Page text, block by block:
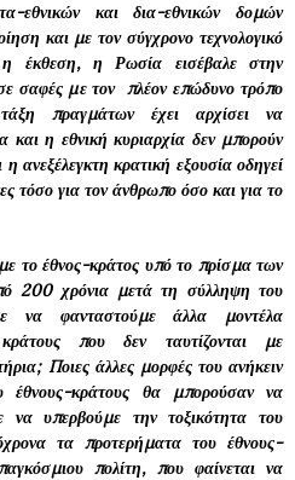
εθνικών και δια-εθνικών δομών
και με τον σύγχρονο τεχνολογικό
η έκθεση, η Ρωσία εισέβαλε στην
σαφές με τον πλέον επώδυνο τρόπο
πραγμάτων έχει αρχίσει να
και η εθνική κυριαρχία δεν μπορούν
ανεξέλεγκτη κρατική εξουσία οδηγεί
τόσο για τον άνθρωπο όσο και για το
το έθνος-κράτος υπό το πρίσμα των
200 χρόνια μετά τη σύλληψη του
να φανταστούμε άλλα μοντέλα
που δεν ταυτίζονται με
Ποιες άλλες μορφές του ανήκειν
έθνους-κράτους θα μπορούσαν να
υπερβούμε την τοξικότητα του
τα προτερήματα του έθνους-
πολίτη, που φαίνεται να